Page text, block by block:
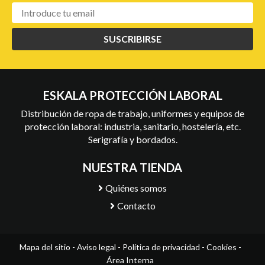
SUSCRIBIRSE
ESKALA PROTECCIÓN LABORAL
Distribución de ropa de trabajo, uniformes y equipos de
protección laboral: industria, sanitario, hostelería, etc.
Serigrafía y bordados.
NUESTRA TIENDA
Quiénes somos
Contacto
Mapa del sitio - Aviso legal - Política de privacidad - Cookies -
Área Interna